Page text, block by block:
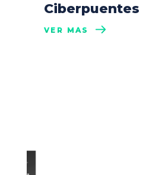
Ciberpuentes
VER MÁS